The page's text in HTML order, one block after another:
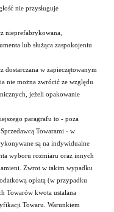
nie przysługuje
nieprefabrykowana,
lub służąca zaspokojeniu
dostarczana w zapieczętowanym
nie można zwrócić ze względu
jeżeli opakowanie
paragrafu to - poza
Towarami - w
są na indywidualne
wyboru rozmiaru oraz innych
Zwrot w takim wypadku
opłatą (w przypadku
Towarów kwota ustalana
Towaru. Warunkiem